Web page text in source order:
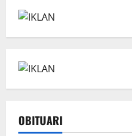
OBITUARI